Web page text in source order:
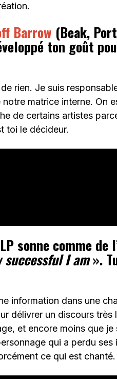
Barrow (Beak,
ton goût
rien. Je suis
matrice interne. On
de certains artistes
toi le décideur.
sonne comme de
successful I am».
information dans une
délivrer un discours très
et encore moins que je
qui a perdu ses
ce qui est chanté.